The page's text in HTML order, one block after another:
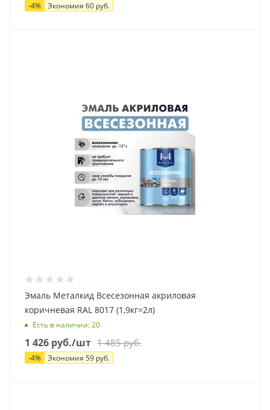
-4% Экономия 60 руб.
Эмаль Металкид Всесезонная акриловая
коричневая RAL 8017 (1,9кг=2л)
Есть в наличии: 20
1 426 руб./шт 1 485руб.
-4% Экономия 59 руб.